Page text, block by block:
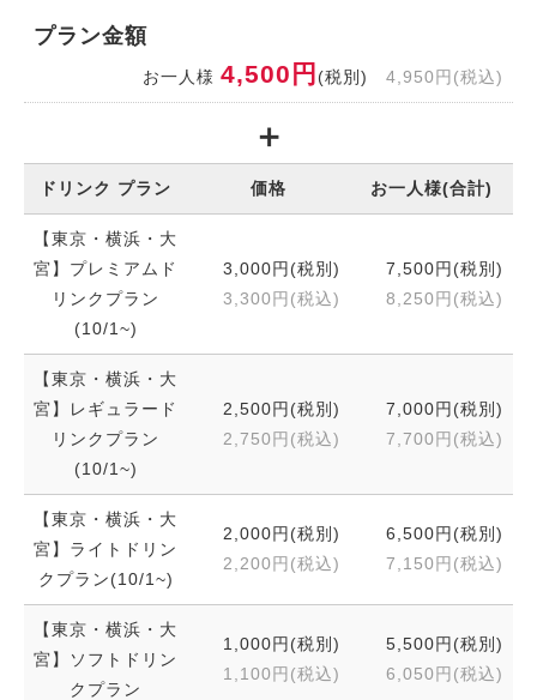
プラン金額
お一人様 4,500円 (税別) 4,950円(税込)
ドリンク プラン 価格 お一人様(合計)
【東京・横浜・大
宮】プレミアムド
リンクプラン
(10/1~)
3,000円(税別)
3,300円(税込)
7,500円(税別)
8,250円(税込)
【東京・横浜・大
宮】レギュラード
リンクプラン
(10/1~)
2,500円(税別)
2,750円(税込)
7,000円(税別)
7,700円(税込)
【東京・横浜・大
宮】ライトドリン
クプラン(10/1~)
2,000円(税別)
2,200円(税込)
6,500円(税別)
7,150円(税込)
【東京・横浜・大
宮】ソフトドリン
クプラン
1,000円(税別)
1,100円(税込)
5,500円(税別)
6,050円(税込)